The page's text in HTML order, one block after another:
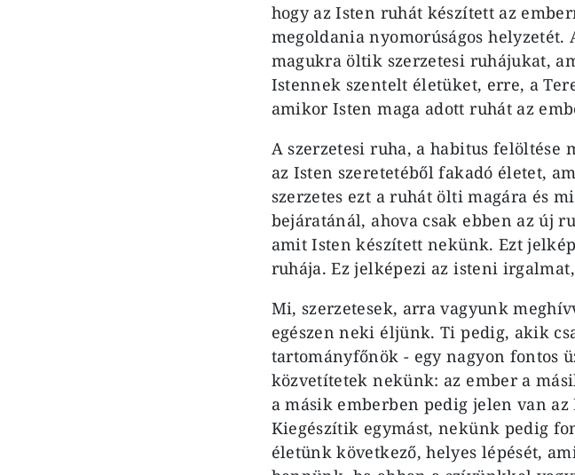
hogy az Isten ruhát készített az
megoldania nyomorúságos
magukra öltik szerzetesi ruhájukat,
Istennek szentelt életüket, erre, a
amikor Isten maga adott ruhát az
A szerzetesi ruha, a habitus
az Isten szeretetéből fakadó életet,
szerzetes ezt a ruhát ölti magára és
bejáratánál, ahova csak ebben az új
amit Isten készített nekünk. Ezt
ruhája. Ez jelképezi az isteni
Mi, szerzetesek, arra vagyunk
egészen neki éljünk. Ti pedig, akik
tartományfőnök - egy nagyon fontos
közvetítetek nekünk: az ember a
a másik emberben pedig jelen van
Kiegészítik egymást, nekünk pedig
életünk következő, helyes lépését,